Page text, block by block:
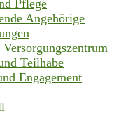
Pflege
Angehörige
Teilhabe
Engagement